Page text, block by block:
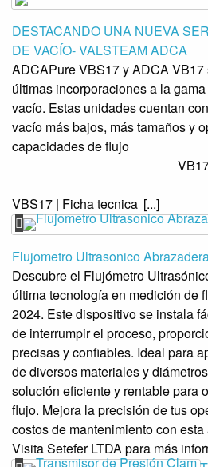
DESTACANDO UNA NUEVA
DE VACÍO- VALSTEAM ADCA
ADCAPure VBS17 y ADCA VB17
últimas incorporaciones a la
vacío. Estas unidades cuentan
vacío más bajos, más tamaños y
VB17
VBS17 | Ficha tecnica [...]
Flujometro Ultrasonico
Descubre el Flujómetro
última tecnología en medición de
2024. Este dispositivo se instala
de interrumpir el proceso,
precisas y confiables. Ideal para
de diversos materiales y
solución eficiente y rentable para
flujo. Mejora la precisión de tus
costos de mantenimiento con
Visita Setefer LTDA para más